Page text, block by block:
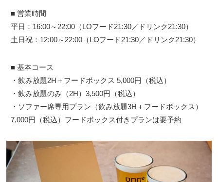
■ 営業時間
平日：16:00～22:00（LOフード21:30／ドリンク21:30）
土日祝：12:00～22:00（LOフード21:30／ドリンク21:30）
■ 基本コース
・飲み放題2H＋フードボックス 5,000円（税込）
・飲み放題のみ（2H）3,500円（税込）
・ソファー席専用プラン（飲み放題3H＋フードボックス）
7,000円（税込）フードボックス付きプランは要予約